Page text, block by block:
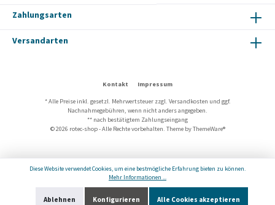
Zahlungsarten
Versandarten
Kontakt Impressum
* Alle Preise inkl. gesetzl. Mehrwertsteuer zzgl. Versandkosten und ggf.
Nachnahmegebühren, wenn nicht anders angegeben.
** nach bestätigtem Zahlungseingang
© 2026 rotec-shop - Alle Rechte vorbehalten. Theme byThemeWare®
Diese Website verwendet Cookies, um eine bestmögliche Erfahrung bieten zu können.
Mehr Informationen ...
Ablehnen Konfigurieren Alle Cookies akzeptieren